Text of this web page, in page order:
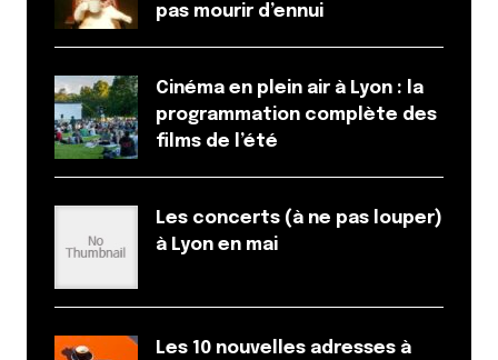
pas mourir d’ennui
Cinéma en plein air à Lyon : la
programmation complète des
films de l’été
Les concerts (à ne pas louper)
à Lyon en mai
Les 10 nouvelles adresses à